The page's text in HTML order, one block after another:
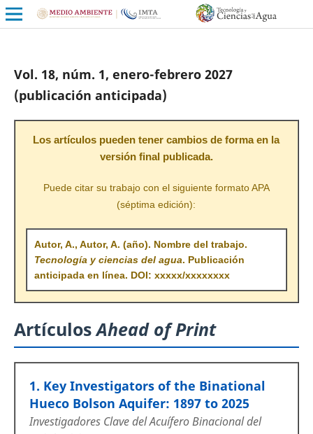
Vol. 18, núm. 1, enero-febrero 2027
(publicación anticipada)
Los artículos pueden tener cambios de forma en la
versión final publicada.
Puede citar su trabajo con el siguiente formato APA
(séptima edición):
Autor, A., Autor, A. (año). Nombre del trabajo.
Tecnología y ciencias del agua. Publicación
anticipada en línea. DOI: xxxxx/xxxxxxxx
ArtículosAhead of Print
1. Key Investigators of the Binational
Hueco Bolson Aquifer: 1897 to 2025
Investigadores Clave del Acuífero Binacional del